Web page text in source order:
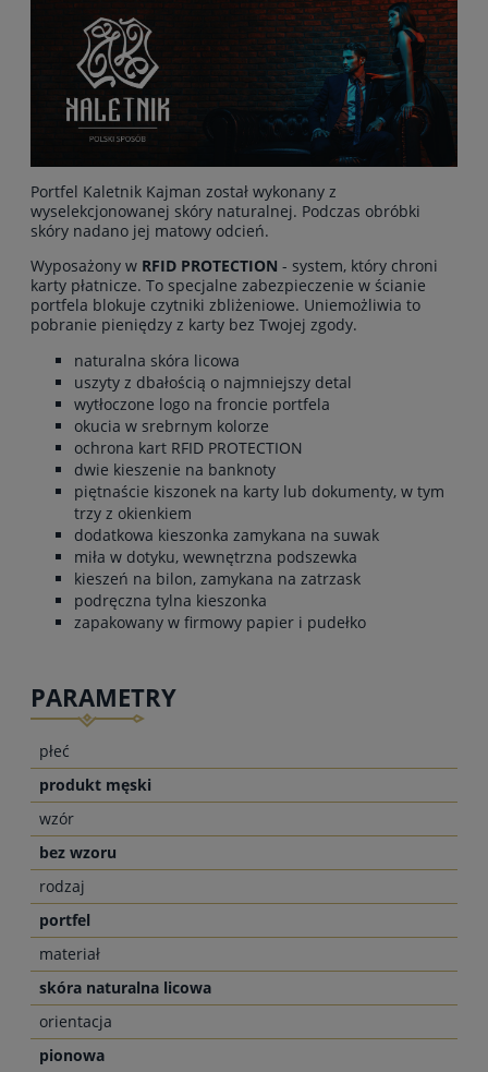
Portfel Kaletnik Kajman został wykonany z
wyselekcjonowanej skóry naturalnej. Podczas obróbki
skóry nadano jej matowy odcień.
Wyposażony w RFID PROTECTION - system, który chroni
karty płatnicze. To specjalne zabezpieczenie w ścianie
portfela blokuje czytniki zbliżeniowe. Uniemożliwia to
pobranie pieniędzy z karty bez Twojej zgody.
naturalna skóra licowa
uszyty z dbałością o najmniejszy detal
wytłoczone logo na froncie portfela
okucia w srebrnym kolorze
ochrona kart RFID PROTECTION
dwie kieszenie na banknoty
piętnaście kiszonek na karty lub dokumenty, w tym
trzy z okienkiem
dodatkowa kieszonka zamykana na suwak
miła w dotyku, wewnętrzna podszewka
kieszeń na bilon, zamykana na zatrzask
podręczna tylna kieszonka
zapakowany w firmowy papier i pudełko
PARAMETRY
płeć
produkt męski
wzór
bez wzoru
rodzaj
portfel
materiał
skóra naturalna licowa
orientacja
pionowa